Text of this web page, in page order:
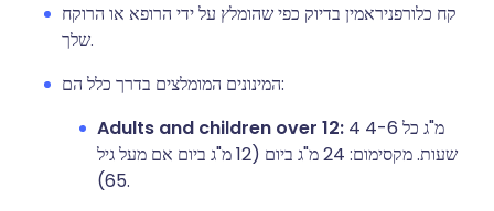
קח כלורפניראמין בדיוק כפי שהומלץ על ידי הרופא או הרוקח
שלך.
המינונים המומלצים בדרך כלל הם:
Adults and children over 12: 4 מ"ג כל 4-6
שעות. מקסימום: 24 מ"ג ביום (12 מ"ג ביום אם מעל גיל
65).